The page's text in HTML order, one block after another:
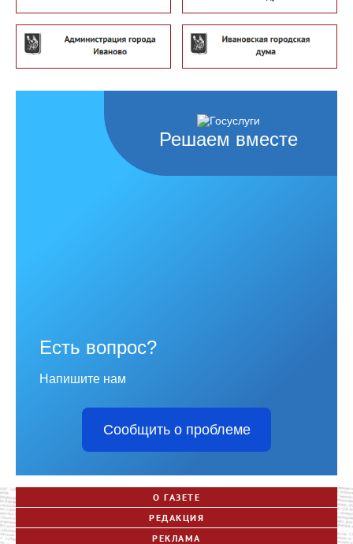
Решаем вместе
Есть вопрос?
Напишите нам
Сообщить о проблеме
О ГАЗЕТЕ
РЕДАКЦИЯ
РЕКЛАМА